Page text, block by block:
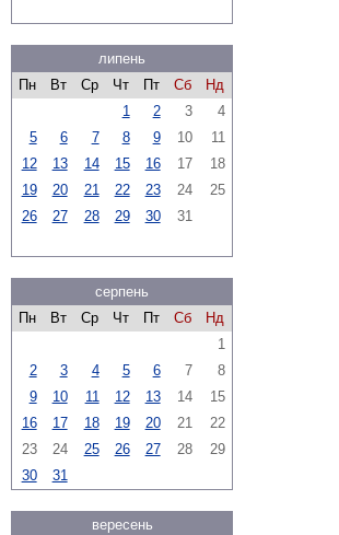
липень
Пн
Вт Ср Чт Пт Сб
Нд
1
2 3
4
5
6 7 8 9 10
11
12
13 14 15 16 17
18
19
20 21 22 23 24
25
26
27 28 29 30 31
серпень
Пн
Вт Ср Чт Пт Сб
Нд
1
2
3 4 5 6 7
8
9
10 11 12 13 14
15
16
17 18 19 20 21
22
23
24 25 26 27 28
29
30
31
вересень